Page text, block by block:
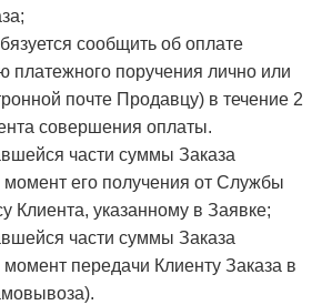
сообщить об оплате
платежного поручения лично или
почте Продавцу) в течение 2
совершения оплаты.
части суммы Заказа
момент его получения от Службы
Клиента, указанному в Заявке;
части суммы Заказа
передачи Клиенту Заказа в